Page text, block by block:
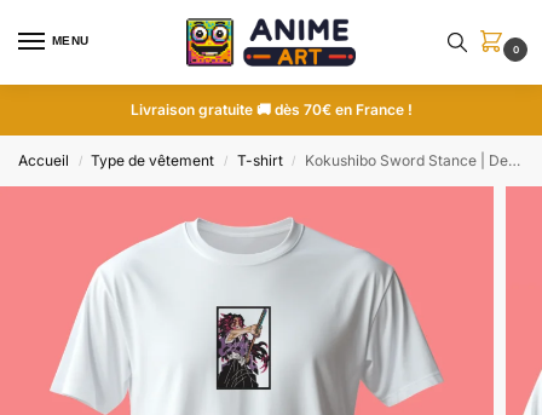
MENU
0
Livraison gratuite 🚚 dès 70€ en France !
Accueil / Type de vêtement / T-shirt / Kokushibo Sword Stance | Demon Slayer | T-shirt brodé